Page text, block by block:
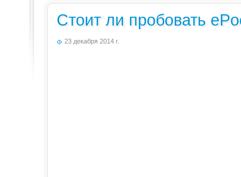
Стоит ли пробовать
23 декабря 2014 г.